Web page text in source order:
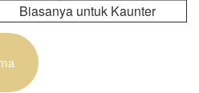
Biasanya untuk Kaunter